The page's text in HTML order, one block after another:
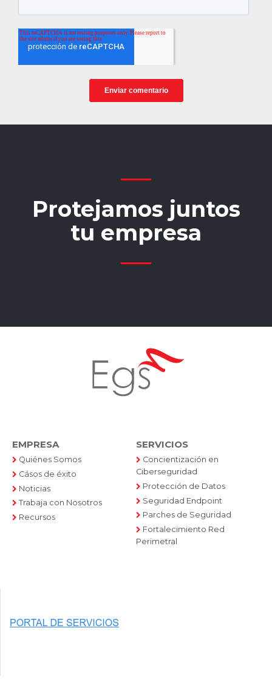
Protejamos juntos
tu empresa
EMPRESA
Quiénes Somos
Cásos de éxito
Noticias
Trabaja con Nosotros
Recursos
SERVICIOS
Concientización en
Ciberseguridad
Protección de Datos
Seguridad Endpoint
Parches de Seguridad
Fortalecimiento Red
Perimetral